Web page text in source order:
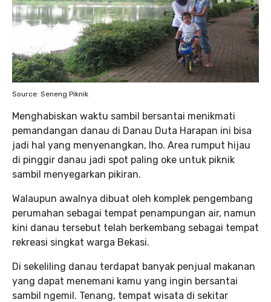
Source: Seneng Piknik
Menghabiskan waktu sambil bersantai menikmati
pemandangan danau di Danau Duta Harapan ini bisa
jadi hal yang menyenangkan, lho. Area rumput hijau
di pinggir danau jadi spot paling oke untuk piknik
sambil menyegarkan pikiran.
Walaupun awalnya dibuat oleh komplek pengembang
perumahan sebagai tempat penampungan air, namun
kini danau tersebut telah berkembang sebagai tempat
rekreasi singkat warga Bekasi.
Di sekeliling danau terdapat banyak penjual makanan
yang dapat menemani kamu yang ingin bersantai
sambil ngemil. Tenang, tempat wisata di sekitar